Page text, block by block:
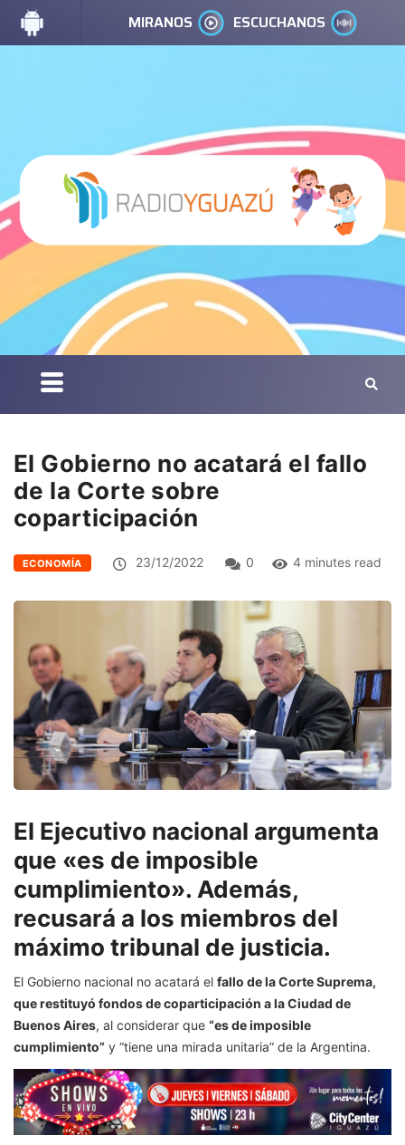
MIRANOS ESCUCHANOS
El Gobierno no acatará el fallo
de la Corte sobre
coparticipación
ECONOMÍA 23/12/2022 0 4 minutes read
El Ejecutivo nacional argumenta
que «es de imposible
cumplimiento». Además,
recusará a los miembros del
máximo tribunal de justicia.
El Gobierno nacional no acatará el fallo de la Corte Suprema,
que restituyó fondos de coparticipación a la Ciudad de
Buenos Aires, al considerar que “es de imposible
cumplimiento” y “tiene una mirada unitaria” de la Argentina.